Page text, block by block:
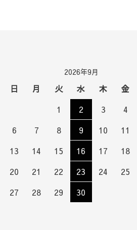
2026年9月
日 月 火 水 木 金
1
2 3 4
6
7 8 9 10 11
13
14 15 16 17 18
20
21 22 23 24 25
27
28 29 30